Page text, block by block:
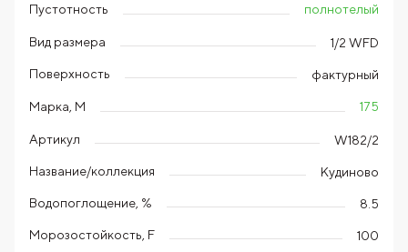
Пустотность полнотелый
Вид размера 1/2 WFD
Поверхность фактурный
Марка, М 175
Артикул W182/2
Название/коллекция Кудиново
Водопоглощение, % 8.5
Морозостойкость, F 100